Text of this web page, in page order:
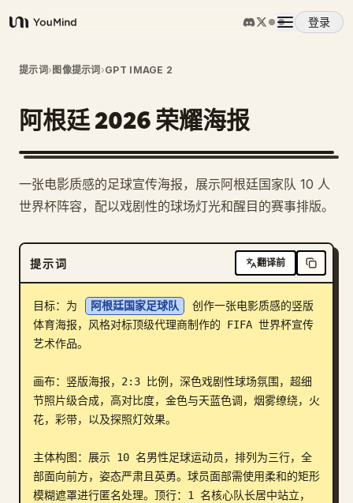
YouMind
登录
概览
使用案例
定价
下载
博客
更新
提示词› 图像提示词 ›GPT IMAGE 2
阿根廷 2026 荣耀海报
一张电影质感的足球宣传海报，展示阿根廷国家队 10 人
世界杯阵容，配以戏剧性的球场灯光和醒目的赛事排版。
提示词 翻译前
目标：为 阿根廷国家足球队
创作一张电影质感的竖版
体育海报，风格对标顶级代理商制作的 FIFA 世界杯宣传
艺术作品。
画布：竖版海报，2:3 比例，深色戏剧性球场氛围，超细
节照片级合成，高对比度，金色与天蓝色调，烟雾缭绕，火
花，彩带，以及探照灯效果。
主体构图：展示 10 名男性足球运动员，排列为三行，全
部面向前方，姿态严肃且英勇。球员面部需使用柔和的矩形
模糊遮罩进行匿名处理。顶行：1 名核心队长居中站立，